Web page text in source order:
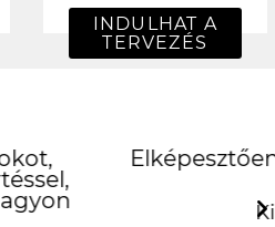
INDULHAT A
TERVEZÉS
köszönöm
Kuti